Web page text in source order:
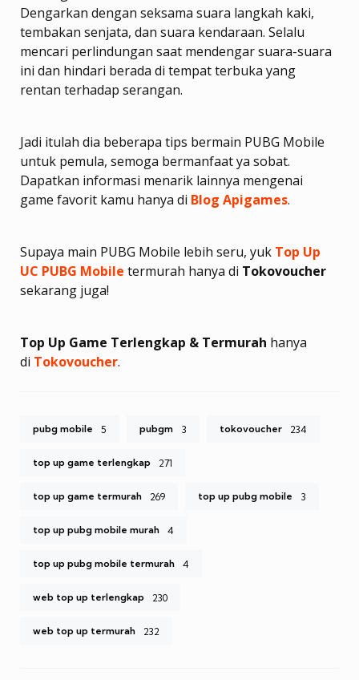
Dengarkan dengan seksama suara langkah kaki,
tembakan senjata, dan suara kendaraan. Selalu
mencari perlindungan saat mendengar suara-suara
ini dan hindari berada di tempat terbuka yang
rentan terhadap serangan.
Jadi itulah dia beberapa tips bermain PUBG Mobile
untuk pemula, semoga bermanfaat ya sobat.
Dapatkan informasi menarik lainnya mengenai
game favorit kamu hanya di Blog Apigames.
Supaya main PUBG Mobile lebih seru, yuk Top Up
UC PUBG Mobile termurah hanya di Tokovoucher
sekarang juga!
Top Up Game Terlengkap & Termurah hanya
di Tokovoucher.
pubg mobile 5 pubgm 3 tokovoucher 234
top up game terlengkap 271
top up game termurah 269 top up pubg mobile 3
top up pubg mobile murah 4
top up pubg mobile termurah 4
web top up terlengkap 230
web top up termurah 232